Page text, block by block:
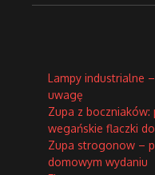
Lampy industrialne
uwagę
Zupa z boczniaków:
wegańskie flaczki
Zupa strogonow –
domowym wydaniu